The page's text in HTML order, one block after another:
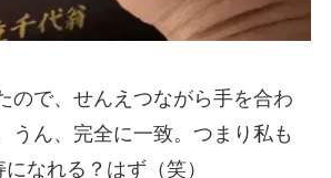
ので、せんえつながら手を合わ
うん、完全に一致。つまり私も
なれる？はず（笑）